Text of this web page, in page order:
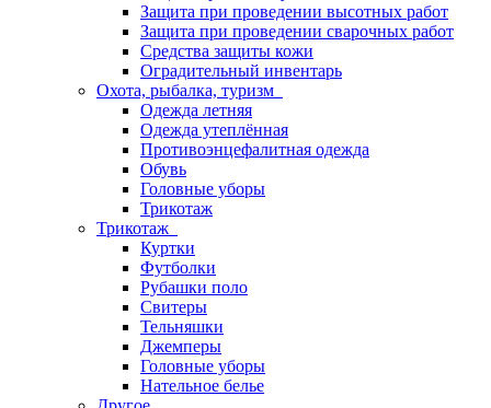
Защита при проведении высотных работ
Защита при проведении сварочных работ
Средства защиты кожи
Оградительный инвентарь
Охота, рыбалка, туризм
Одежда летняя
Одежда утеплённая
Противоэнцефалитная одежда
Обувь
Головные уборы
Трикотаж
Трикотаж
Куртки
Футболки
Рубашки поло
Свитеры
Тельняшки
Джемперы
Головные уборы
Нательное белье